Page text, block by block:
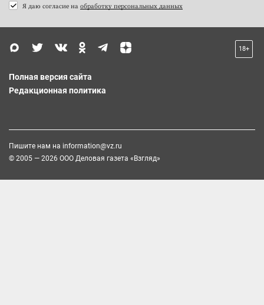
Я даю согласие на обработку персональных данных
18+
Полная версия сайта
Редакционная политика
Пишите нам на information@vz.ru
© 2005 — 2026 ООО Деловая газета «Взгляд»